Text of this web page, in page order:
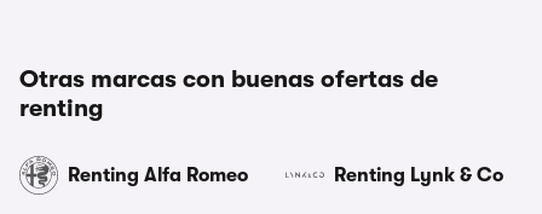
Otras marcas con buenas ofertas de
renting
Renting Alfa Romeo Renting Lynk & Co